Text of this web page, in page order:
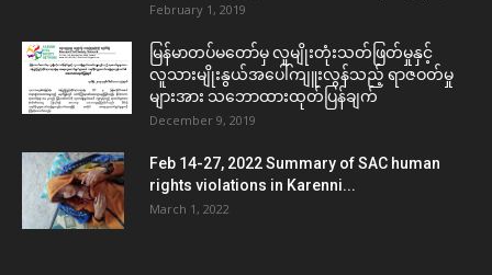
February 1, 2019
မြန်မာတပ်မတော်မှ လူမျိုးတုံးသတ်ဖြတ်မှုနှင့်
လူသားမျိုးနွယ်အပေါ်ကျူးလွန်သည့် ရာဇဝတ်မှု
များအား သဘောထားထုတ်ပြန်ချက်
December 9, 2019
Feb 14-27, 2022 Summary of SAC human
rights violations in Karenni...
March 1, 2022